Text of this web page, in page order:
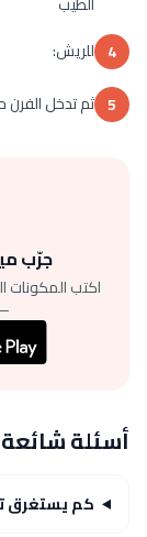
4 للريش:
5 ثم تدخل الفرن
جرّب
اكتب
أسئلة
كم يستغرق